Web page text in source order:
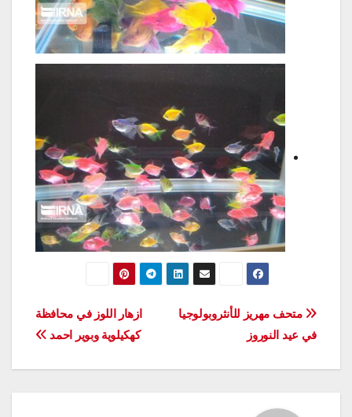
تصفّح
المقالات
ازهار اللوز في محافظة
كهكيلوية وبوير احمد
متحف مهريز للأنثروبولوجيا
في عيد النوروز